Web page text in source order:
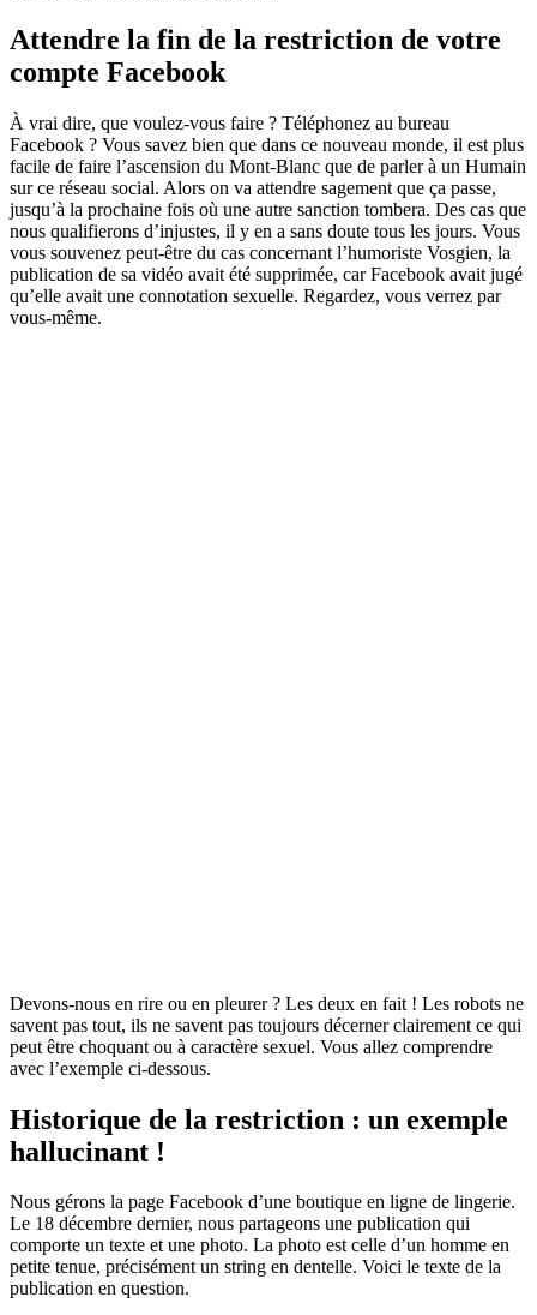
Attendre la fin de la restriction de votre
compte Facebook
À vrai dire, que voulez-vous faire ? Téléphonez au bureau
Facebook ? Vous savez bien que dans ce nouveau monde, il est plus
facile de faire l’ascension du Mont-Blanc que de parler à un Humain
sur ce réseau social. Alors on va attendre sagement que ça passe,
jusqu’à la prochaine fois où une autre sanction tombera. Des cas que
nous qualifierons d’injustes, il y en a sans doute tous les jours. Vous
vous souvenez peut-être du cas concernant l’humoriste Vosgien, la
publication de sa vidéo avait été supprimée, car Facebook avait jugé
qu’elle avait une connotation sexuelle. Regardez, vous verrez par
vous-même.
Devons-nous en rire ou en pleurer ? Les deux en fait ! Les robots ne
savent pas tout, ils ne savent pas toujours décerner clairement ce qui
peut être choquant ou à caractère sexuel. Vous allez comprendre
avec l’exemple ci-dessous.
Historique de la restriction : un exemple
hallucinant !
Nous gérons la page Facebook d’une boutique en ligne de lingerie.
Le 18 décembre dernier, nous partageons une publication qui
comporte un texte et une photo. La photo est celle d’un homme en
petite tenue, précisément un string en dentelle. Voici le texte de la
publication en question.